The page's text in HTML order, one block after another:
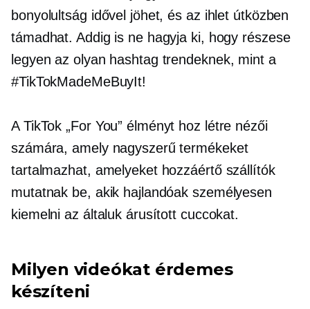
bonyolultság idővel jöhet, és az ihlet útközben
támadhat. Addig is ne hagyja ki, hogy részese
legyen az olyan hashtag trendeknek, mint a
#TikTokMadeMeBuyIt!
A TikTok „For You” élményt hoz létre nézői
számára, amely nagyszerű termékeket
tartalmazhat, amelyeket hozzáértő szállítók
mutatnak be, akik hajlandóak személyesen
kiemelni az általuk árusított cuccokat.
Milyen videókat érdemes
készíteni